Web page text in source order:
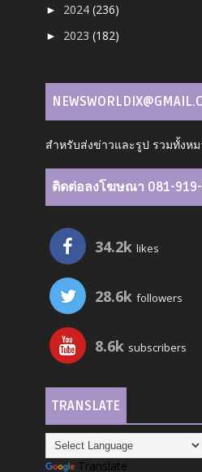
► 2024(236)
► 2023(182)
สำหรับส่งข่าวและรูป รวมทั้งห
ติดต่อลงโฆษณา 081-
34.2k likes
28.6k followers
8.6k subscribers
TRANSLATE
Translate